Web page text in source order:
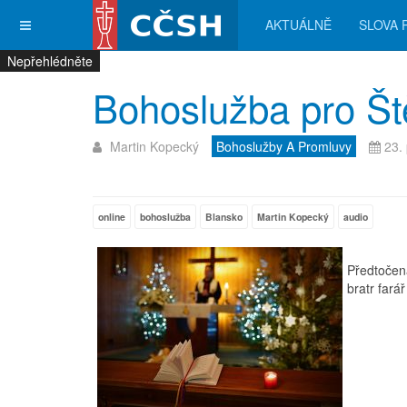
AKTUÁLNĚ SLOVA
Bohoslužba pro
Martin Kopecký Bohoslužby A Promluvy 23.
online bohoslužba Blansko Martin Kopecký audio
bratr
Nepřehlédněte
Nepřehlédněte
Nepřehlédněte
Nepřehlédněte